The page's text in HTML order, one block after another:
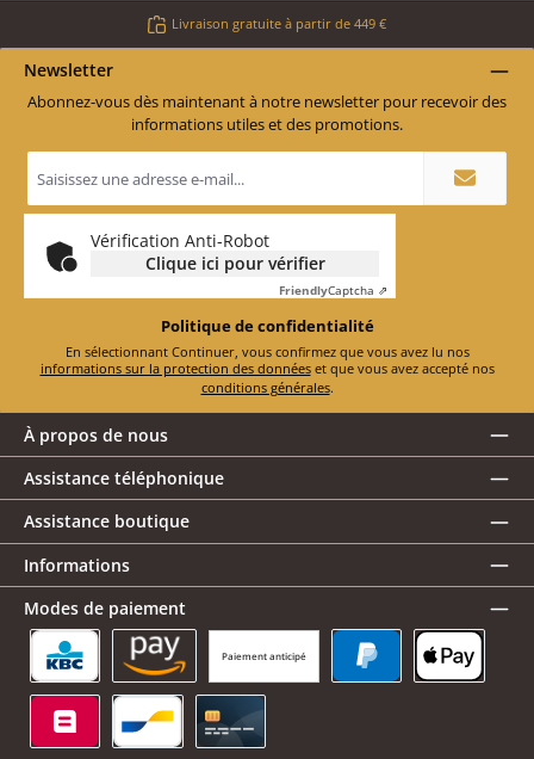
Livraison gratuite à partir de 449 €
Newsletter
Abonnez-vous dès maintenant à notre newsletter pour recevoir des
informations utiles et des promotions.
e-
mail
*
Vérification Anti-Robot
Clique ici pour vérifier
FriendlyCaptcha ⇗
Politique de confidentialité
En sélectionnant Continuer, vous confirmez que vous avez lu nos
informations sur la protection des données
et que vous avez accepté nos
conditions générales.
À propos de nous
Assistance téléphonique
Assistance boutique
Informations
Modes de paiement
Paiement anticipé
KBC/CBC Payment Button
Amazon Pay